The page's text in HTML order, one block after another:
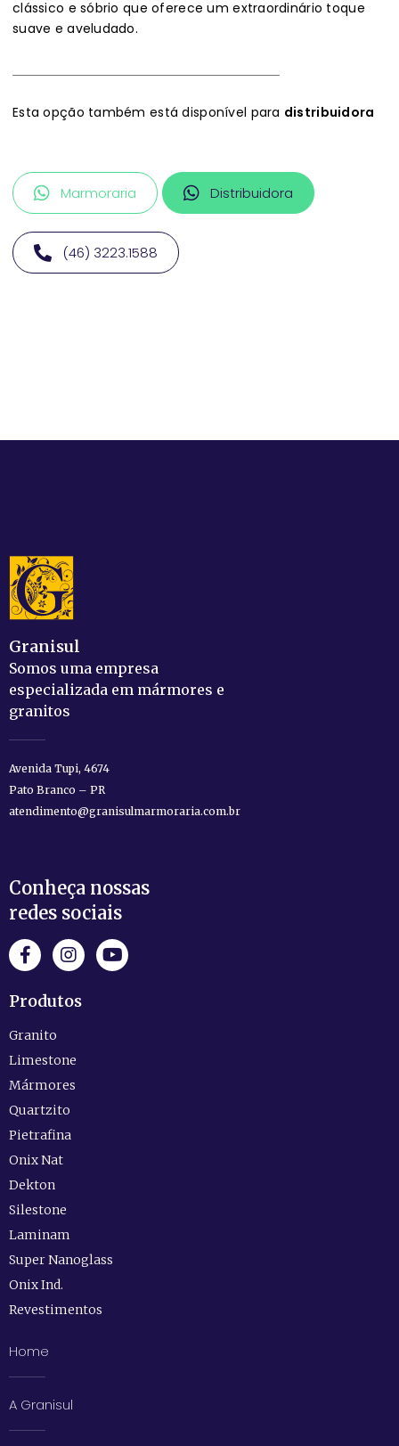
clássico e sóbrio que oferece um extraordinário toque
suave e aveludado.
Esta opção também está disponível para distribuidora
Marmoraria Distribuidora
(46) 3223.1588
Granisul
Somos uma empresa
especializada em mármores e
granitos
Avenida Tupi, 4674
Pato Branco – PR
atendimento@granisulmarmoraria.com.br
Conheça nossas
redes sociais
Produtos
Granito
Limestone
Mármores
Quartzito
Pietrafina
Onix Nat
Dekton
Silestone
Laminam
Super Nanoglass
Onix Ind.
Revestimentos
Home
A Granisul